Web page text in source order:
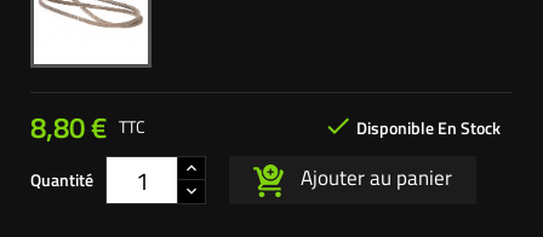
8,80 €  Disponible En Stock
TTC
Quantité Ajouter au panier